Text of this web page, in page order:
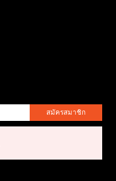
สมัครสมาชิก